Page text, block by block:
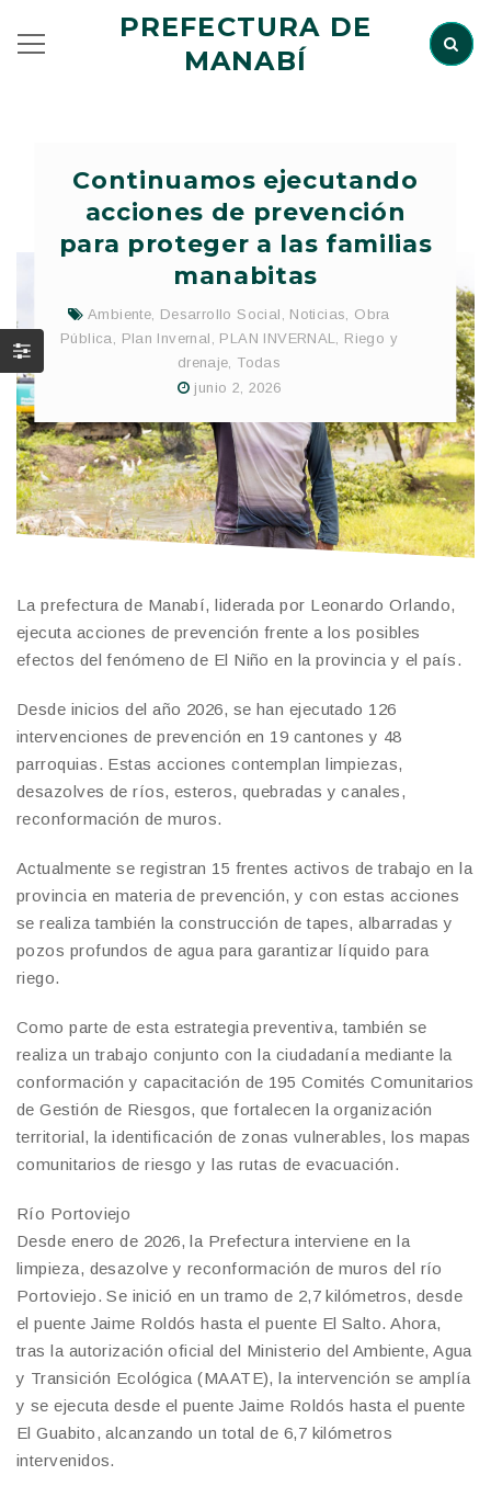
PREFECTURA DE
MANABÍ
Continuamos ejecutando
acciones de prevención
para proteger a las familias
manabitas
Ambiente, Desarrollo Social , Noticias, Obra
Pública, Plan Invernal , PLAN INVERNAL, Riego y
drenaje, Todas
junio 2, 2026
La prefectura de Manabí, liderada por Leonardo Orlando,
ejecuta acciones de prevención frente a los posibles
efectos del fenómeno de El Niño en la provincia y el país.
Desde inicios del año 2026, se han ejecutado 126
intervenciones de prevención en 19 cantones y 48
parroquias. Estas acciones contemplan limpiezas,
desazolves de ríos, esteros, quebradas y canales,
reconformación de muros.
Actualmente se registran 15 frentes activos de trabajo en la
provincia en materia de prevención, y con estas acciones
se realiza también la construcción de tapes, albarradas y
pozos profundos de agua para garantizar líquido para
riego.
Como parte de esta estrategia preventiva, también se
realiza un trabajo conjunto con la ciudadanía mediante la
conformación y capacitación de 195 Comités Comunitarios
de Gestión de Riesgos, que fortalecen la organización
territorial, la identificación de zonas vulnerables, los mapas
comunitarios de riesgo y las rutas de evacuación.
Río Portoviejo
Desde enero de 2026, la Prefectura interviene en la
limpieza, desazolve y reconformación de muros del río
Portoviejo. Se inició en un tramo de 2,7 kilómetros, desde
el puente Jaime Roldós hasta el puente El Salto. Ahora,
tras la autorización oficial del Ministerio del Ambiente, Agua
y Transición Ecológica (MAATE), la intervención se amplía
y se ejecuta desde el puente Jaime Roldós hasta el puente
El Guabito, alcanzando un total de 6,7 kilómetros
intervenidos.